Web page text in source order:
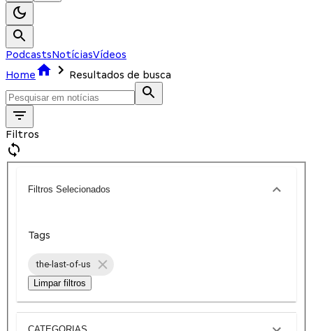
PodcastsNotíciasVídeos
Home
Resultados de busca
Filtros
Filtros Selecionados
Tags
the-last-of-us
Limpar filtros